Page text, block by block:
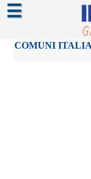
☰
COMUNI